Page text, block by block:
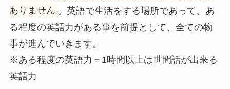
ありません 。英語で生活をする場所であって、あ
る程度の英語力がある事を前提として、全ての物
事が進んでいきます。
※ある程度の英語力＝1時間以上は世間話が出来る
英語力